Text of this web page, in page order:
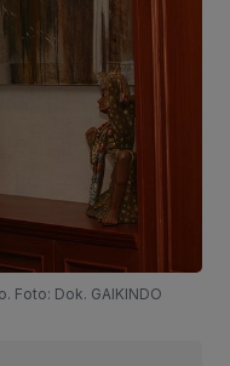
Foto: Dok. GAIKINDO